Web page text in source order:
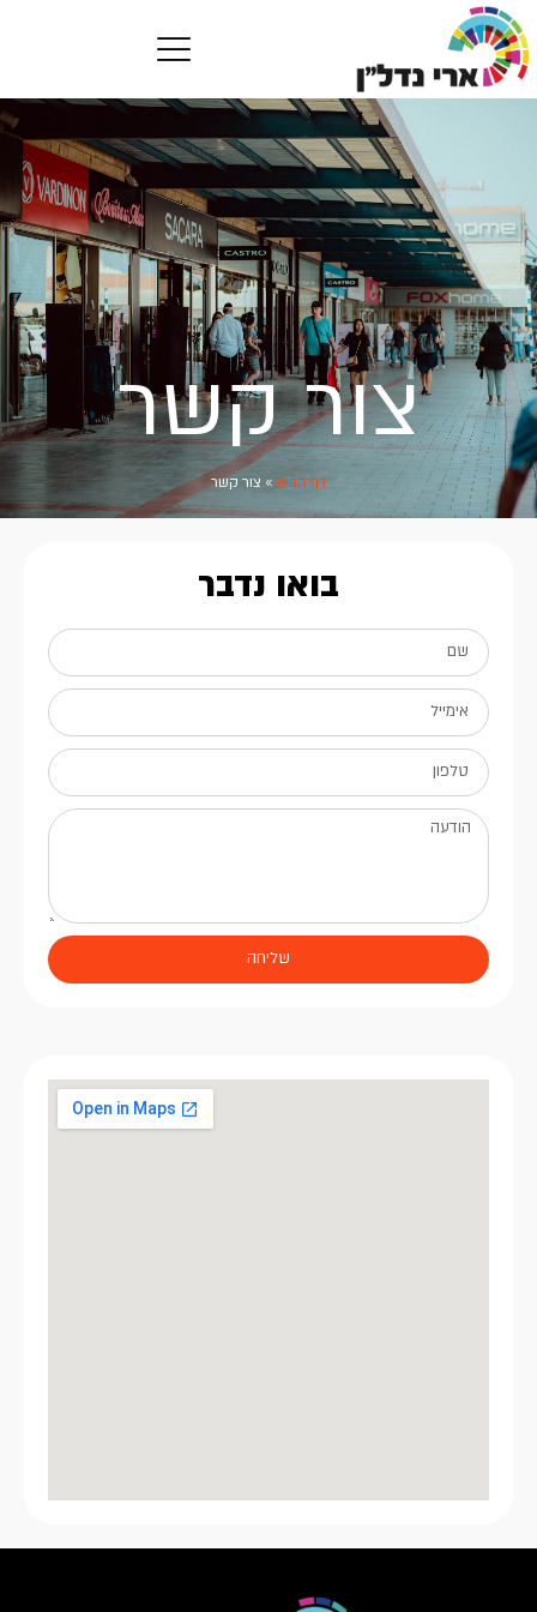
צור קשר
דף הבית» צור קשר
בואו נדבר
שליחה